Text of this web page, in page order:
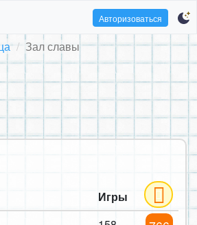
Авторизоваться
Зал славы
Игры